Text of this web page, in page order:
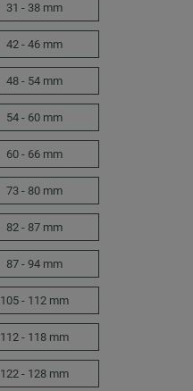
31 - 38 mm
42 - 46 mm
48 - 54 mm
54 - 60 mm
60 - 66 mm
73 - 80 mm
82 - 87 mm
87 - 94 mm
105 - 112 mm
112 - 118 mm
122 - 128 mm